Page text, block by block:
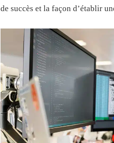
de succès et la façon d’établir